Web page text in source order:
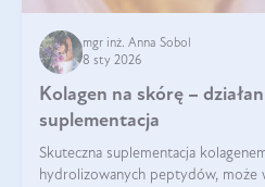
mgr inż. Anna Sobol
8 sty 2026
Kolagen na skórę –
suplementacja
Skuteczna suplementacja
hydrolizowanych peptydów, może